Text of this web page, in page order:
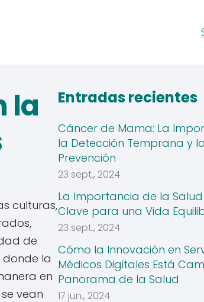
Entradas recientes
Cáncer de Mama: La
la Detección Temprana y la
Prevención
23 sept., 2024
La Importancia de la Salud
Clave para una Vida
23 sept., 2024
Cómo la Innovación en
Médicos Digitales Está
Panorama de la Salud
17 jun., 2024
la
culturas,
de
donde la
en
vean